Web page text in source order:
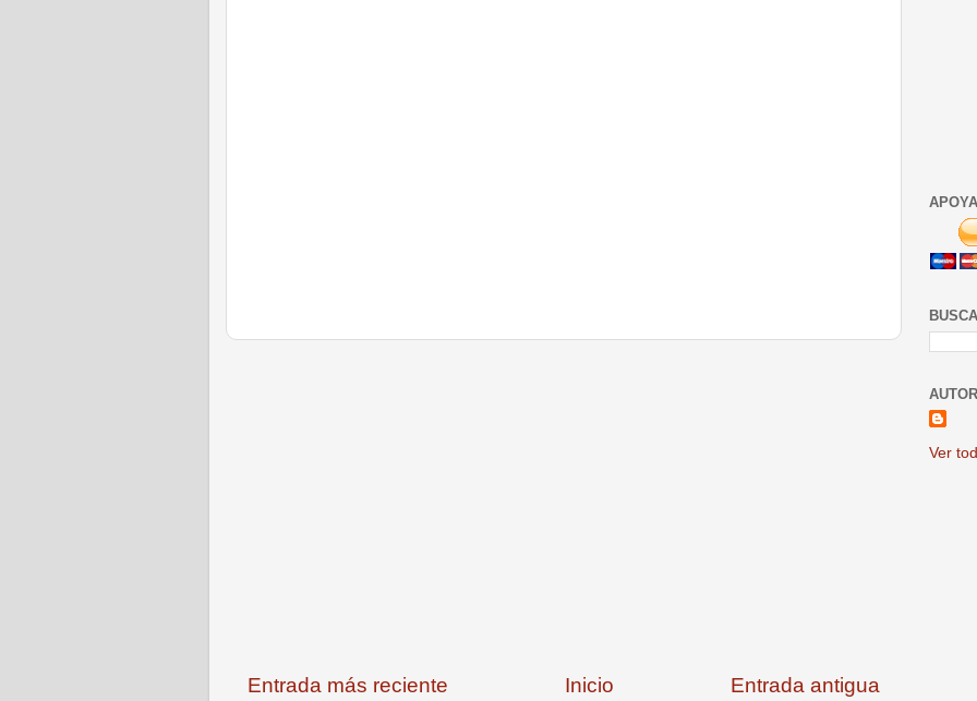
Entrada más reciente Entrada antigua
Inicio
Ver